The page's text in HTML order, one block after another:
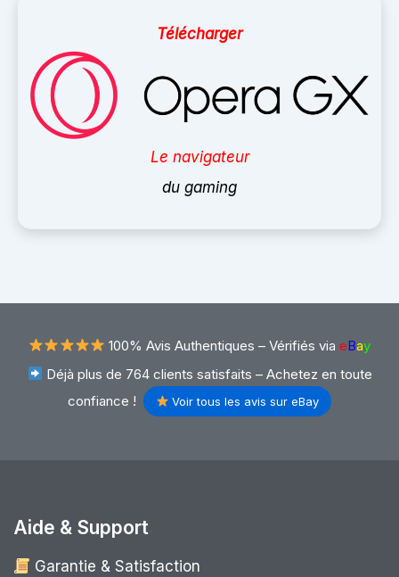
Télécharger
Le navigateur
du gaming
100% Avis Authentiques – Vérifiés via eBay
Déjà plus de 764 clients satisfaits – Achetez en toute
confiance !
Voir tous les avis sur eBay
Aide & Support
Garantie & Satisfaction